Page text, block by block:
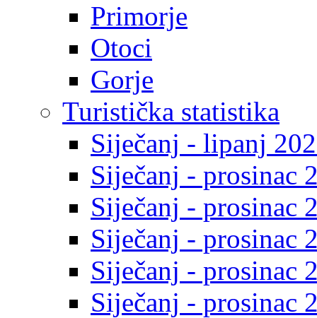
Primorje
Otoci
Gorje
Turistička statistika
Siječanj - lipanj
Siječanj - prosinac
Siječanj - prosinac
Siječanj - prosinac
Siječanj - prosinac
Siječanj - prosinac